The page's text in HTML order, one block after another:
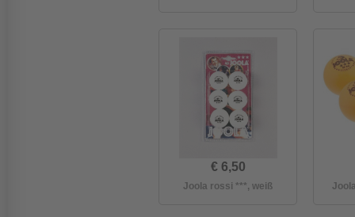
€ 6,50
Joola rossi ***, weiß